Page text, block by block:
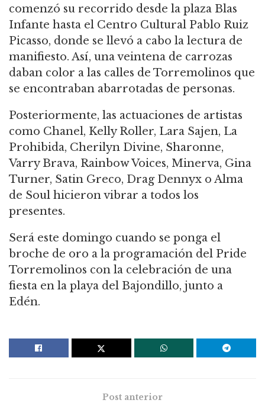
comenzó su recorrido desde la plaza Blas
Infante hasta el Centro Cultural Pablo Ruiz
Picasso, donde se llevó a cabo la lectura de
manifiesto. Así, una veintena de carrozas
daban color a las calles de Torremolinos que
se encontraban abarrotadas de personas.
Posteriormente, las actuaciones de artistas
como Chanel, Kelly Roller, Lara Sajen, La
Prohibida, Cherilyn Divine, Sharonne,
Varry Brava, Rainbow Voices, Minerva, Gina
Turner, Satin Greco, Drag Dennyx o Alma
de Soul hicieron vibrar a todos los
presentes.
Será este domingo cuando se ponga el
broche de oro a la programación del Pride
Torremolinos con la celebración de una
fiesta en la playa del Bajondillo, junto a
Edén.
Post anterior